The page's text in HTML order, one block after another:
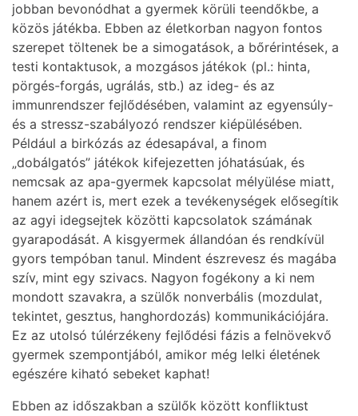
jobban bevonódhat a gyermek körüli teendőkbe, a
közös játékba. Ebben az életkorban nagyon fontos
szerepet töltenek be a simogatások, a bőrérintések, a
testi kontaktusok, a mozgásos játékok (pl.: hinta,
pörgés-forgás, ugrálás, stb.) az ideg- és az
immunrendszer fejlődésében, valamint az egyensúly-
és a stressz-szabályozó rendszer kiépülésében.
Például a birkózás az édesapával, a finom
„dobálgatós” játékok kifejezetten jóhatásúak, és
nemcsak az apa-gyermek kapcsolat mélyülése miatt,
hanem azért is, mert ezek a tevékenységek elősegítik
az agyi idegsejtek közötti kapcsolatok számának
gyarapodását. A kisgyermek állandóan és rendkívül
gyors tempóban tanul. Mindent észrevesz és magába
szív, mint egy szivacs. Nagyon fogékony a ki nem
mondott szavakra, a szülők nonverbális (mozdulat,
tekintet, gesztus, hanghordozás) kommunikációjára.
Ez az utolsó túlérzékeny fejlődési fázis a felnövekvő
gyermek szempontjából, amikor még lelki életének
egészére kiható sebeket kaphat!
Ebben az időszakban a szülők között konfliktust